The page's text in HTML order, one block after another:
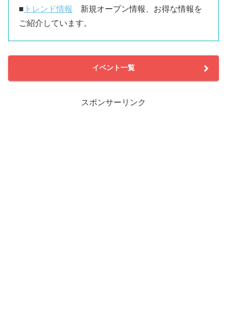
■ トレンド情報
新規オープン情報、お得な情報を
ご紹介しています。
イベント一覧
スポンサーリンク